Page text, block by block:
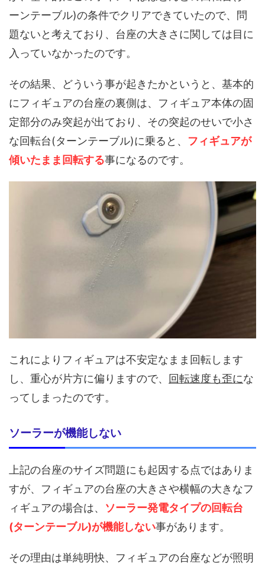
ーンテーブル)の条件でクリアできていたので、問
題ないと考えており、台座の大きさに関しては目に
入っていなかったのです。
その結果、どういう事が起きたかというと、基本的
にフィギュアの台座の裏側は、フィギュア本体の固
定部分のみ突起が出ており、その突起のせいで小さ
な回転台(ターンテーブル)に乗ると、 フィギュアが
傾いたまま回転する事になるのです。
これによりフィギュアは不安定なまま回転します
し、重心が片方に偏りますので、 回転速度も歪にな
ってしまったのです。
ソーラーが機能しない
上記の台座のサイズ問題にも起因する点ではありま
すが、フィギュアの台座の大きさや横幅の大きなフ
ィギュアの場合は、 ソーラー発電タイプの回転台
(ターンテーブル)が機能しない事があります。
その理由は単純明快、フィギュアの台座などが照明